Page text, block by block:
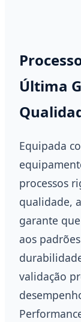
Última
Equipada
processos
qualidade,
garante
aos
validação